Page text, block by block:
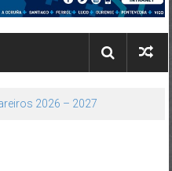
2026 – 2027